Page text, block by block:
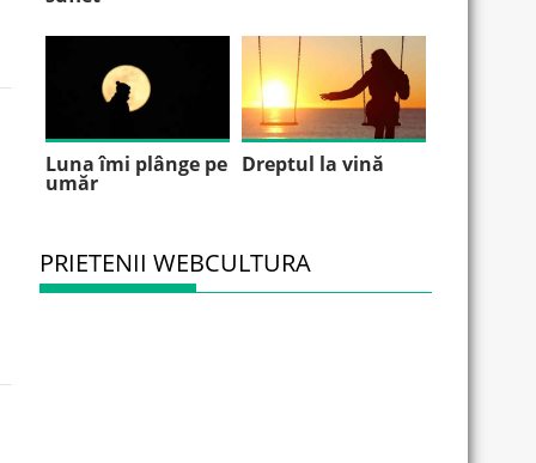
Luna îmi plânge pe
umăr
Dreptul la vină
PRIETENII WEBCULTURA